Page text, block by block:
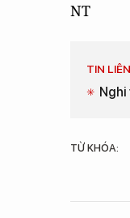
NT
TIN
Nghi
TỪ KHÓA: